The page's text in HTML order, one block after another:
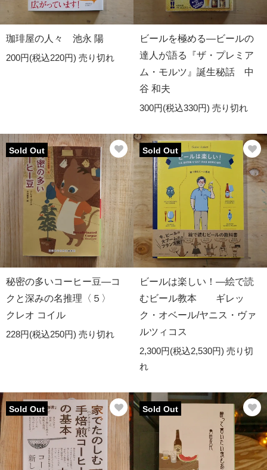
珈琲屋の人々 池永 陽
200円(税込220円) 売り切れ
ビールを極める―ビールの
達人が語る『ザ・プレミア
ム・モルツ』誕生秘話 中
谷 和夫
300円(税込330円) 売り切れ
Sold Out
秘密の多いコーヒー豆―コ
クと深みの名推理〈５〉
クレオ コイル
228円(税込250円) 売り切れ
Sold Out
ビールは楽しい！―絵で読
むビール教本 ギレッ
ク・オベール/ヤニス・ヴァ
ルツィコス
2,300円(税込2,530円) 売り切
れ
Sold Out Sold Out